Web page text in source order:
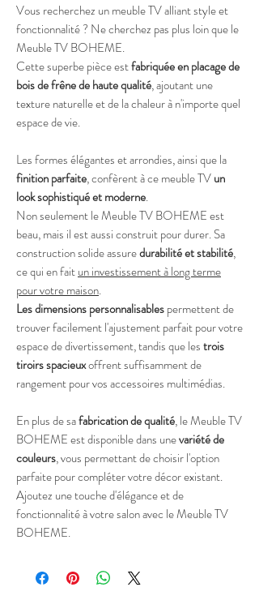
Vous recherchez un meuble TV alliant style et
fonctionnalité ? Ne cherchez pas plus loin que le
Meuble TV BOHEME.
Cette superbe pièce estfabriquée en placage de
bois de frêne de haute qualité, ajoutant une
texture naturelle et de la chaleur à n'importe quel
espace de vie.
Les formes élégantes et arrondies, ainsi que la
finition parfaite, confèrent à ce meuble TVun
look sophistiqué et moderne.
Non seulement le Meuble TV BOHEME est
beau, mais il est aussi construit pour durer. Sa
construction solide assuredurabilité et stabilité,
ce qui en faitun investissement à long terme
pour votre maison.
Les dimensions personnalisablespermettent de
trouver facilement l'ajustement parfait pour votre
espace de divertissement, tandis que lestrois
tiroirs spacieuxoffrent suffisamment de
rangement pour vos accessoires multimédias.
En plus de safabrication de qualité, le Meuble TV
BOHEME est disponible dans unevariété de
couleurs, vous permettant de choisir l'option
parfaite pour compléter votre décor existant.
Ajoutez une touche d'élégance et de
fonctionnalité à votre salon avec le Meuble TV
BOHEME.